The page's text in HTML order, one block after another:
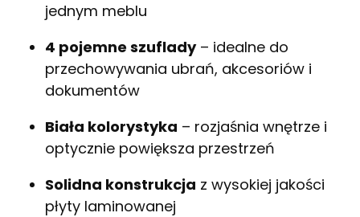
jednym meblu
4 pojemne szuflady– idealne do
przechowywania ubrań, akcesoriów i
dokumentów
Biała kolorystyka – rozjaśnia wnętrze i
optycznie powiększa przestrzeń
Solidna konstrukcja z wysokiej jakości
płyty laminowanej